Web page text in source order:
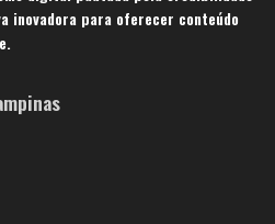
inovadora para oferecer conteúdo